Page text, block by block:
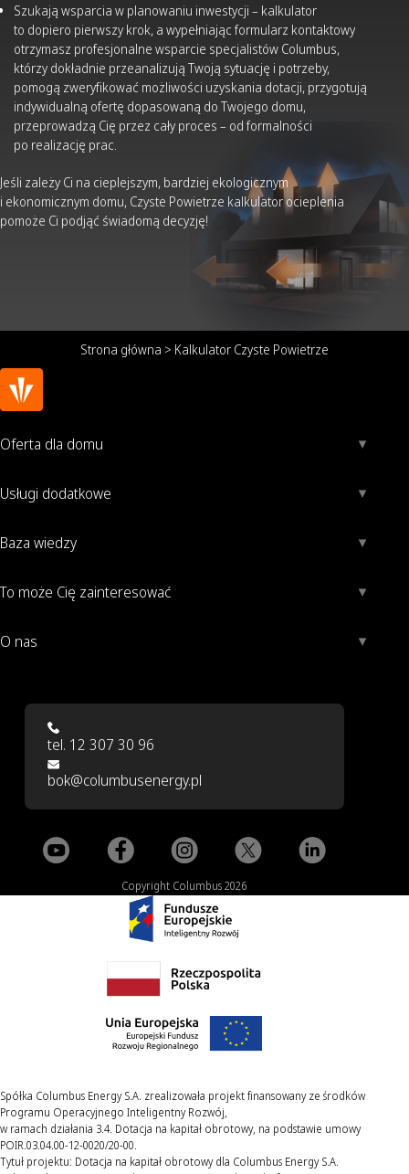
Szukają wsparcia w planowaniu inwestycji – kalkulator
to dopiero pierwszy krok, a wypełniając formularz kontaktowy
otrzymasz profesjonalne wsparcie specjalistów Columbus,
którzy dokładnie przeanalizują Twoją sytuację i potrzeby,
pomogą zweryfikować możliwości uzyskania dotacji, przygotują
indywidualną ofertę dopasowaną do Twojego domu,
przeprowadzą Cię przez cały proces – od formalności
po realizację prac.
Jeśli zależy Ci na cieplejszym, bardziej ekologicznym
i ekonomicznym domu, Czyste Powietrze kalkulator ocieplenia
pomoże Ci podjąć świadomą decyzję!
Strona główna > Kalkulator Czyste Powietrze
Oferta dla domu
Usługi dodatkowe
Baza wiedzy
To może Cię zainteresować
O nas
tel. 12 307 30 96
bok@columbusenergy.pl
Copyright Columbus 2026
Spółka Columbus Energy S.A. zrealizowała projekt finansowany ze środków
Programu Operacyjnego Inteligentny Rozwój,
w ramach działania 3.4. Dotacja na kapitał obrotowy, na podstawie umowy
POIR.03.04.00-12-0020/20-00.
Tytuł projektu: Dotacja na kapitał obrotowy dla Columbus Energy S.A.